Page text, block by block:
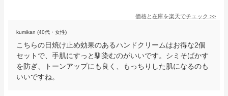
価格と在庫を楽天でチェック >>
kumikan (40代・女性)
こちらの日焼け止め効果のあるハンドクリームはお得な2個
セットで、手肌にすっと馴染むのがいいです。シミそばかす
を防ぎ、トーンアップにも良く、もっちりした肌になるのも
いいですね。